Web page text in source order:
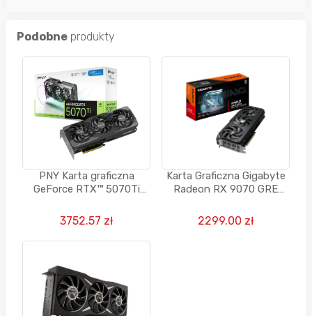
Podobne produkty
PNY Karta graficzna
GeForce RTX™ 5070Ti
3752.57 zł
Karta Graficzna Gigabyte
Radeon RX 9070 GRE
2299.00 zł